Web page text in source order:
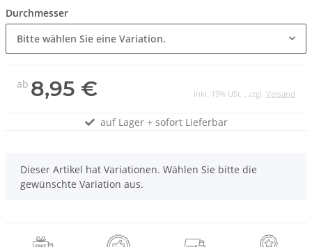
Durchmesser
Bitte wählen Sie eine Variation.
ab 8,95 € inkl. 19% USt. , zzgl. Versand
auf Lager + sofort Lieferbar
x
Dieser Artikel hat Variationen. Wählen Sie bitte die
gewünschte Variation aus.